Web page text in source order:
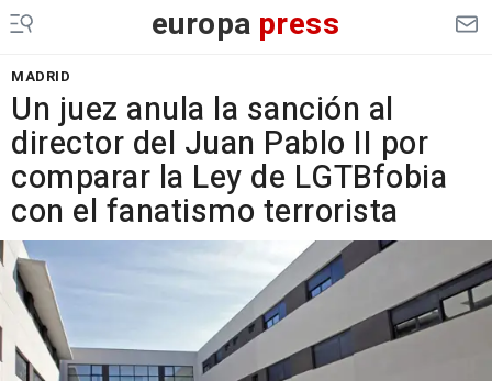
europa press
MADRID
Un juez anula la sanción al
director del Juan Pablo II por
comparar la Ley de LGTBfobia
con el fanatismo terrorista